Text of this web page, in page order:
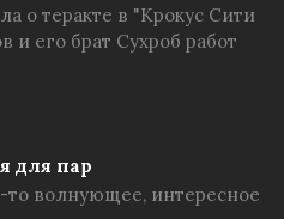
о теракте в "Крокус Сити
его брат Сухроб работ
для пар
то волнующее, интересное